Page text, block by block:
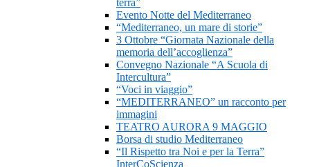
terra”
Evento Notte del Mediterraneo
“Mediterraneo, un mare di storie”
3 Ottobre “Giornata Nazionale della
memoria dell’accoglienza”
Convegno Nazionale “A Scuola di
Intercultura”
“Voci in viaggio”
“MEDITERRANEO” un racconto per
immagini
TEATRO AURORA 9 MAGGIO
Borsa di studio Mediterraneo
“Il Rispetto tra Noi e per la Terra”
InterCoScienza